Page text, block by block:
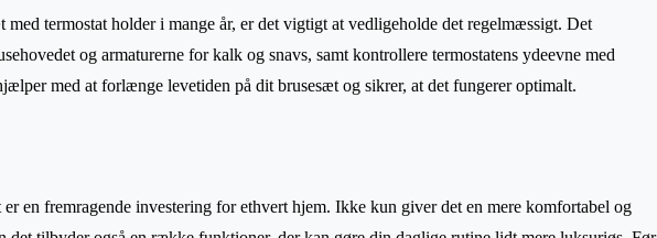
med termostat holder i mange år, er det vigtigt at vedligeholde det regelmæssigt. Det
og armaturerne for kalk og snavs, samt kontrollere termostatens ydeevne med
med at forlænge levetiden på dit brusesæt og sikrer, at det fungerer optimalt.
er en fremragende investering for ethvert hjem. Ikke kun giver det en mere komfortabel og